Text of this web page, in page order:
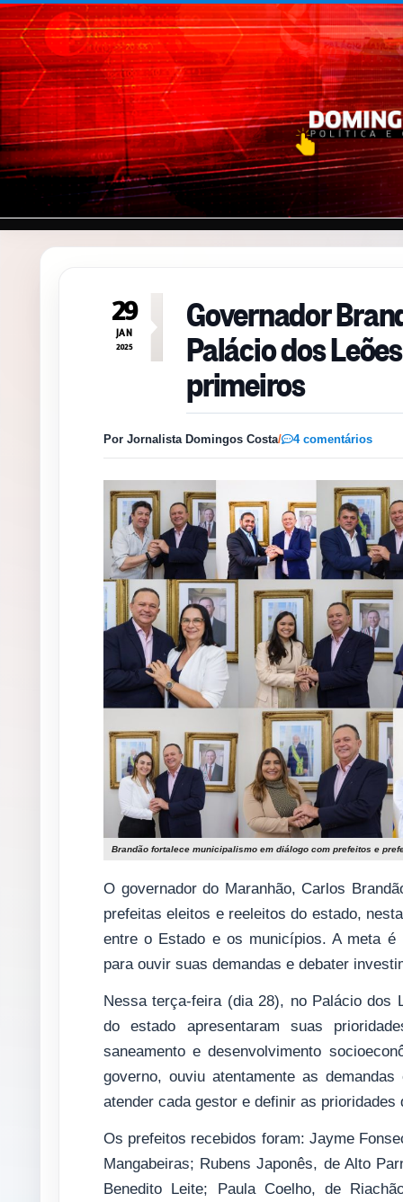
Pular para o conteúdo
29
JAN
2025
Governador
Palácio dos
primeiros
Por Jornalista Domingos Costa/ 4 comentários
Brandão fortalece municipalismo em diálogo com prefeitos e
O governador do Maranhão, Carlos
prefeitas eleitos e reeleitos do estado,
entre o Estado e os municípios. A meta é
para ouvir suas demandas e debater
Nessa terça-feira (dia 28), no Palácio dos
do estado apresentaram suas
saneamento e desenvolvimento
governo, ouviu atentamente as
atender cada gestor e definir as prioridades
Os prefeitos recebidos foram: Jayme
Mangabeiras; Rubens Japonês, de Alto
Benedito Leite; Paula Coelho, de